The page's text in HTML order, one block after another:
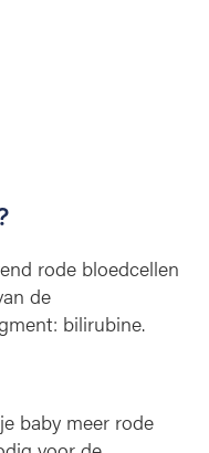
rode bloedcellen
de
bilirubine.
baby meer rode